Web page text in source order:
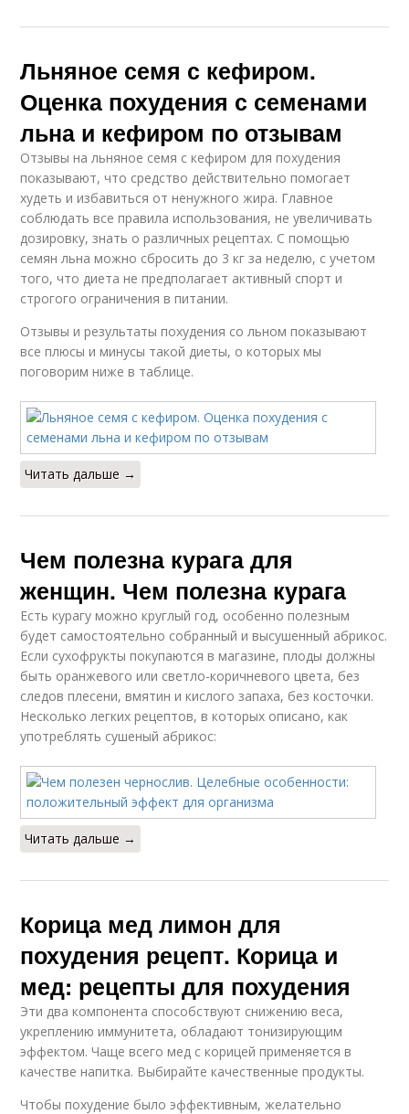
Льняное семя с кефиром.
Оценка похудения с семенами
льна и кефиром по отзывам
Отзывы на льняное семя с кефиром для похудения
показывают, что средство действительно помогает
худеть и избавиться от ненужного жира. Главное
соблюдать все правила использования, не увеличивать
дозировку, знать о различных рецептах. С помощью
семян льна можно сбросить до 3 кг за неделю, с учетом
того, что диета не предполагает активный спорт и
строгого ограничения в питании.
Отзывы и результаты похудения со льном показывают
все плюсы и минусы такой диеты, о которых мы
поговорим ниже в таблице.
Читать дальше →
Чем полезна курага для
женщин. Чем полезна курага
Есть курагу можно круглый год, особенно полезным
будет самостоятельно собранный и высушенный абрикос.
Если сухофрукты покупаются в магазине, плоды должны
быть оранжевого или светло-коричневого цвета, без
следов плесени, вмятин и кислого запаха, без косточки.
Несколько легких рецептов, в которых описано, как
употреблять сушеный абрикос:
Читать дальше →
Корица мед лимон для
похудения рецепт. Корица и
мед: рецепты для похудения
Эти два компонента способствуют снижению веса,
укреплению иммунитета, обладают тонизирующим
эффектом. Чаще всего мед с корицей применяется в
качестве напитка. Выбирайте качественные продукты.
Чтобы похудение было эффективным, желательно